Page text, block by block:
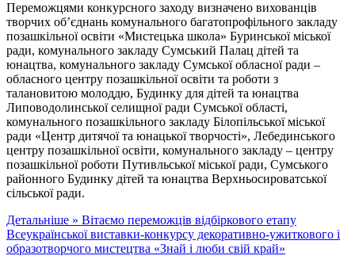
Переможцями конкурсного заходу визначено вихованців
творчих об’єднань комунального багатопрофільного закладу
позашкільної освіти «Мистецька школа» Буринської міської
ради, комунального закладу Сумський Палац дітей та
юнацтва, комунального закладу Сумської обласної ради –
обласного центру позашкільної освіти та роботи з
талановитою молоддю, Будинку для дітей та юнацтва
Липоводолинської селищної ради Сумської області,
комунального позашкільного закладу Білопільської міської
ради «Центр дитячої та юнацької творчості», Лебединського
центру позашкільної освіти, комунального закладу – центру
позашкільної роботи Путивльської міської ради, Сумського
районного Будинку дітей та юнацтва Верхньосироватської
сільської ради.
Детальніше » Вітаємо переможців відбіркового етапу
Всеукраїнської виставки-конкурсу декоративно-ужиткового і
образотворчого мистецтва «Знай і люби свій край»